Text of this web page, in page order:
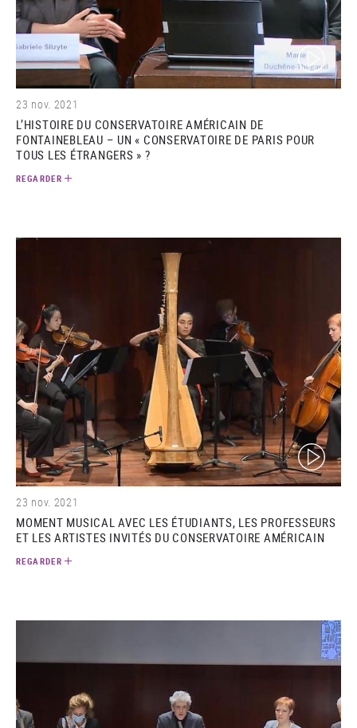
(video)
23 nov. 2021
L’HISTOIRE DU CONSERVATOIRE AMÉRICAIN DE
FONTAINEBLEAU – UN « CONSERVATOIRE DE PARIS POUR
TOUS LES ÉTRANGERS » ?
REGARDER
(video)
23 nov. 2021
MOMENT MUSICAL AVEC LES ÉTUDIANTS, LES PROFESSEURS
ET LES ARTISTES INVITÉS DU CONSERVATOIRE AMÉRICAIN
REGARDER